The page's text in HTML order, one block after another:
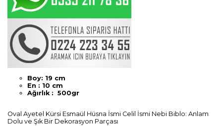
Boy: 19 cm
En : 10 cm
Ağırlık : 500gr
Oval Ayetel Kürsi Esmaül Hüsna İsmi Celil İsmi Nebi Biblo: Anlam
Dolu ve Şık Bir Dekorasyon Parçası